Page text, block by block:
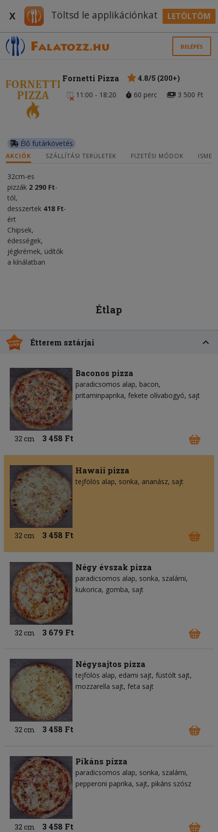
X Töltsd le applikációnkat LETÖLTÖM
BELÉPÉS
Fornetti Pizza
4.8/5 (200+)
11:00 - 18:20
60 perc 3 500 Ft
Élő futárkövetés
AKCIÓK SZÁLLÍTÁSI TERÜLETEK FIZETÉSI MÓDOK
32cm-es
pizzák 2 290 Ft-
tól,
desszertek 418 Ft-
ért
Chipsek,
édességek,
jégkrémek, üdítők
a kínálatban
Étlap
Étterem sztárjai
Baconos pizza
paradicsomos alap bacon
pritaminpaprika fekete olívabogyó sajt
32 cm 3 458 Ft
Hawaii pizza
tejfölös alap sonka ananász sajt
32 cm 3 458 Ft
Négy évszak pizza
paradicsomos alap sonka szalámi
kukorica gomba sajt
32 cm 3 679 Ft
Négysajtos pizza
tejfölös alap edami sajt füstölt sajt
mozzarella sajt feta sajt
32 cm 3 458 Ft
Pikáns pizza
paradicsomos alap sonka szalámi
pepperoni paprika sajt pikáns szósz
32 cm 3 458 Ft